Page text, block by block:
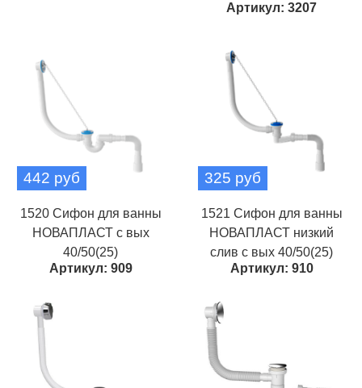
Артикул: 3207
442 руб
1520 Сифон для ванны
НОВАПЛАСТ с вых
40/50(25)
Артикул: 909
325 руб
1521 Сифон для ванны
НОВАПЛАСТ низкий
слив с вых 40/50(25)
Артикул: 910